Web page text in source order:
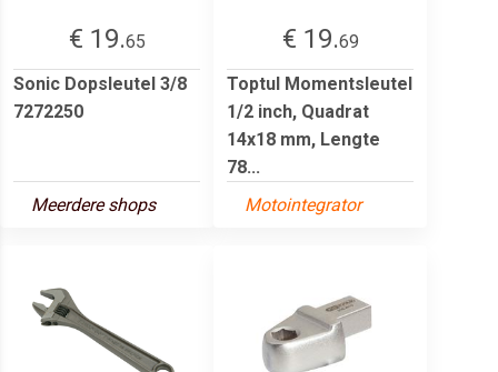
€ 19.65
Sonic Dopsleutel 3/8
7272250
Meerdere shops
€ 19.69
Toptul Momentsleutel
1/2 inch, Quadrat
14x18 mm, Lengte
78...
Motointegrator